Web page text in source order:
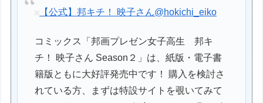
【公式】邦キチ！ 映子さん@hokichi_eiko
コミックス「邦画プレゼン女子高生 邦キ
チ！ 映子さん Season２」は、紙版・電子書
籍版ともに大好評発売中です！ 購入を検討さ
れている方、まずは特設サイトを覗いてみて